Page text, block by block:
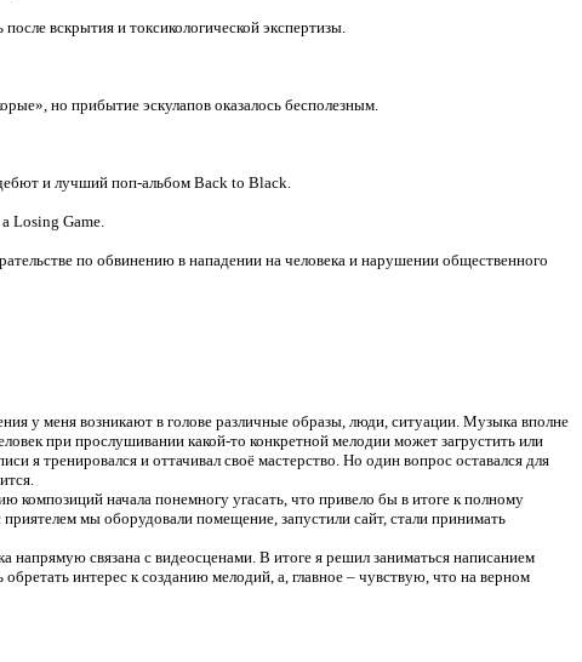
вскрытия и токсикологической экспертизы.
но прибытие эскулапов оказалось бесполезным.
и лучший поп-альбом Back to Black.
Losing Game.
по обвинению в нападении на человека и нарушении общественного
у меня возникают в голове различные образы, люди, ситуации. Музыка вполне
при прослушивании какой-то конкретной мелодии может загрустить или
я тренировался и оттачивал своё мастерство. Но один вопрос оставался для
композиций начала понемногу угасать, что привело бы в итоге к полному
мы оборудовали помещение, запустили сайт, стали принимать
напрямую связана с видеосценами. В итоге я решил заниматься написанием
интерес к созданию мелодий, а, главное – чувствую, что на верном